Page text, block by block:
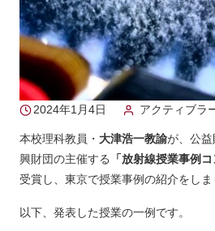
2024年1月4日 アクティブラ
本校理科教員・ 大津浩一教諭が、公
興財団の主催する
「放射線授業事例コ
受賞し、東京で授業事例の紹介をしま
以下、発表した授業の一例です。